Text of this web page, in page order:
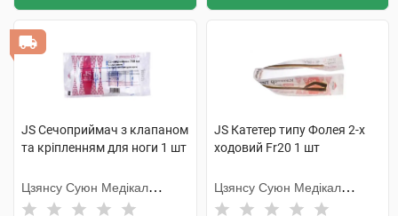
JS Сечоприймач з клапаном
та кріпленням для ноги 1 шт
Цзянсу Суюн Медікал
Метіріалс
JS Катетер типу Фолея 2-х
ходовий Fr20 1 шт
Цзянсу Суюн Медікал
Метіріалс